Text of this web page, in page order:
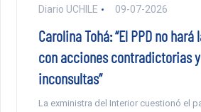
Diario UCHILE 09-07-2026
Carolina Tohá: “El PPD no
con acciones contradictorias
inconsultas”
La exministra del Interior cuestionó el